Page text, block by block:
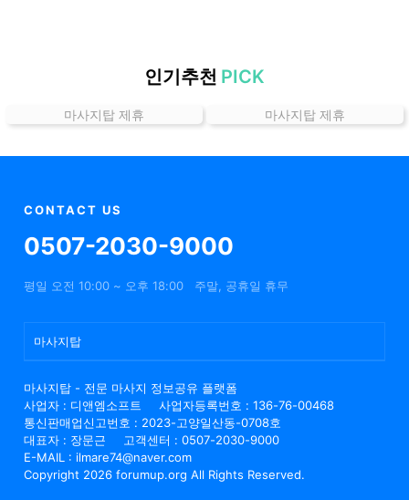
인
보
인기추천 PICK
마사지탑 제휴 마사지탑 제휴
CONTACT US
0507-2030-9000
평일 오전 10:00 ~ 오후 18:00 주말, 공휴일 휴무
마사지탑
마사지탑 - 전문 마사지 정보공유 플랫폼
사업자 : 디앤엠소프트
사업자등록번호 : 136-76-00468
통신판매업신고번호 : 2023-고양일산동-0708호
대표자 : 장문근
고객센터 : 0507-2030-9000
E-MAIL : ilmare74@naver.com
Copyright 2026 forumup.org All Rights Reserved.